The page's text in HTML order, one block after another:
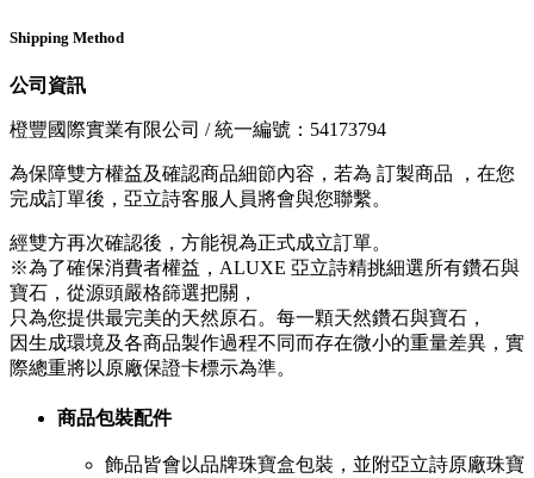
Shipping Method
公司資訊
橙豐國際實業有限公司 / 統一編號：54173794
為保障雙方權益及確認商品細節內容，若為 訂製商品 ，在您
完成訂單後，亞立詩客服人員將會與您聯繫。
經雙方再次確認後，方能視為正式成立訂單。
※為了確保消費者權益，ALUXE 亞立詩精挑細選所有鑽石與
寶石，從源頭嚴格篩選把關，
只為您提供最完美的天然原石。每一顆天然鑽石與寶石，
因生成環境及各商品製作過程不同而存在微小的重量差異，實
際總重將以原廠保證卡標示為準。
商品包裝配件
飾品皆會以品牌珠寶盒包裝，並附亞立詩原廠珠寶